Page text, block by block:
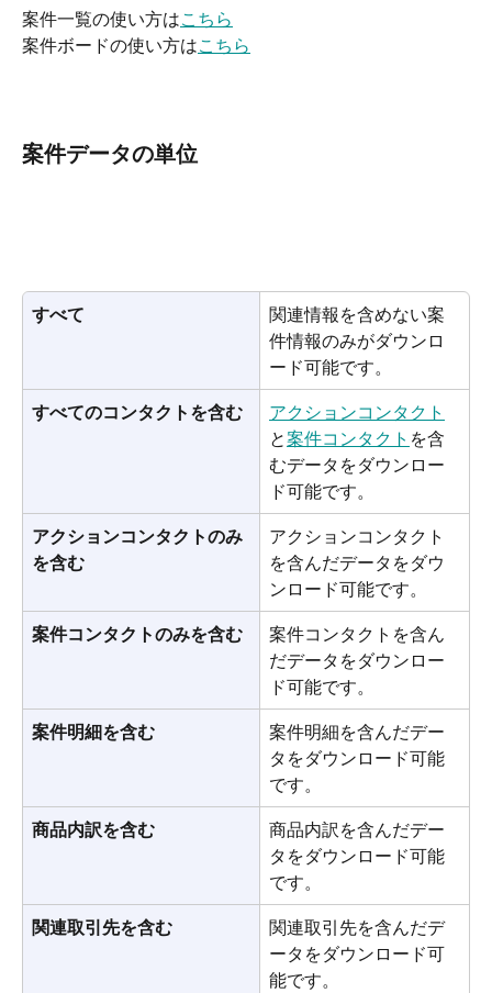
案件一覧の使い方はこちら
案件ボードの使い方はこちら
案件データの単位
すべて
関連情報を含めない案
件情報のみがダウンロ
ード可能です。
すべてのコンタクトを含む
アクションコンタクト
と案件コンタクト を含
むデータをダウンロー
ド可能です。
アクションコンタクトのみ
を含む
アクションコンタクト
を含んだデータをダウ
ンロード可能です。
案件コンタクトのみを含む
案件コンタクトを含ん
だデータをダウンロー
ド可能です。
案件明細を含む
案件明細を含んだデー
タをダウンロード可能
です。
商品内訳を含む
商品内訳を含んだデー
タをダウンロード可能
です。
関連取引先を含む
関連取引先を含んだデ
ータをダウンロード可
能です。